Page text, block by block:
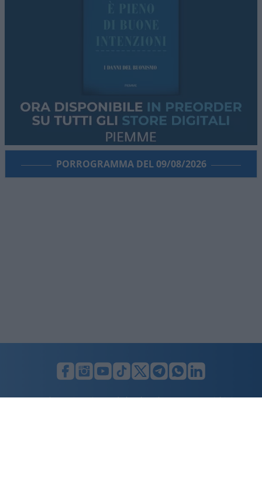
PORROGRAMMA DEL 09/08/2026
LUNIFIN S.r.l. a socio unico. Sede legale Milano, Largo F. Richini, 2/A,